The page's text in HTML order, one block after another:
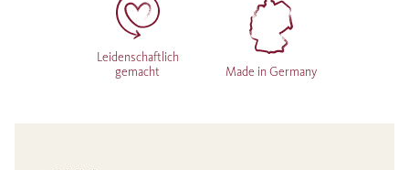
Leidenschaftlich
gemacht
Made in Germany